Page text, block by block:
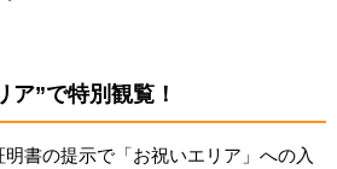
ア”で特別観覧！
書の提示で「お祝いエリア」への入